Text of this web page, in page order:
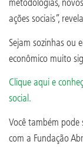
ações sociais”,
Sejam sozinhas ou
econômico muito
Clique aqui e
social.
Você também pode
com a Fundação